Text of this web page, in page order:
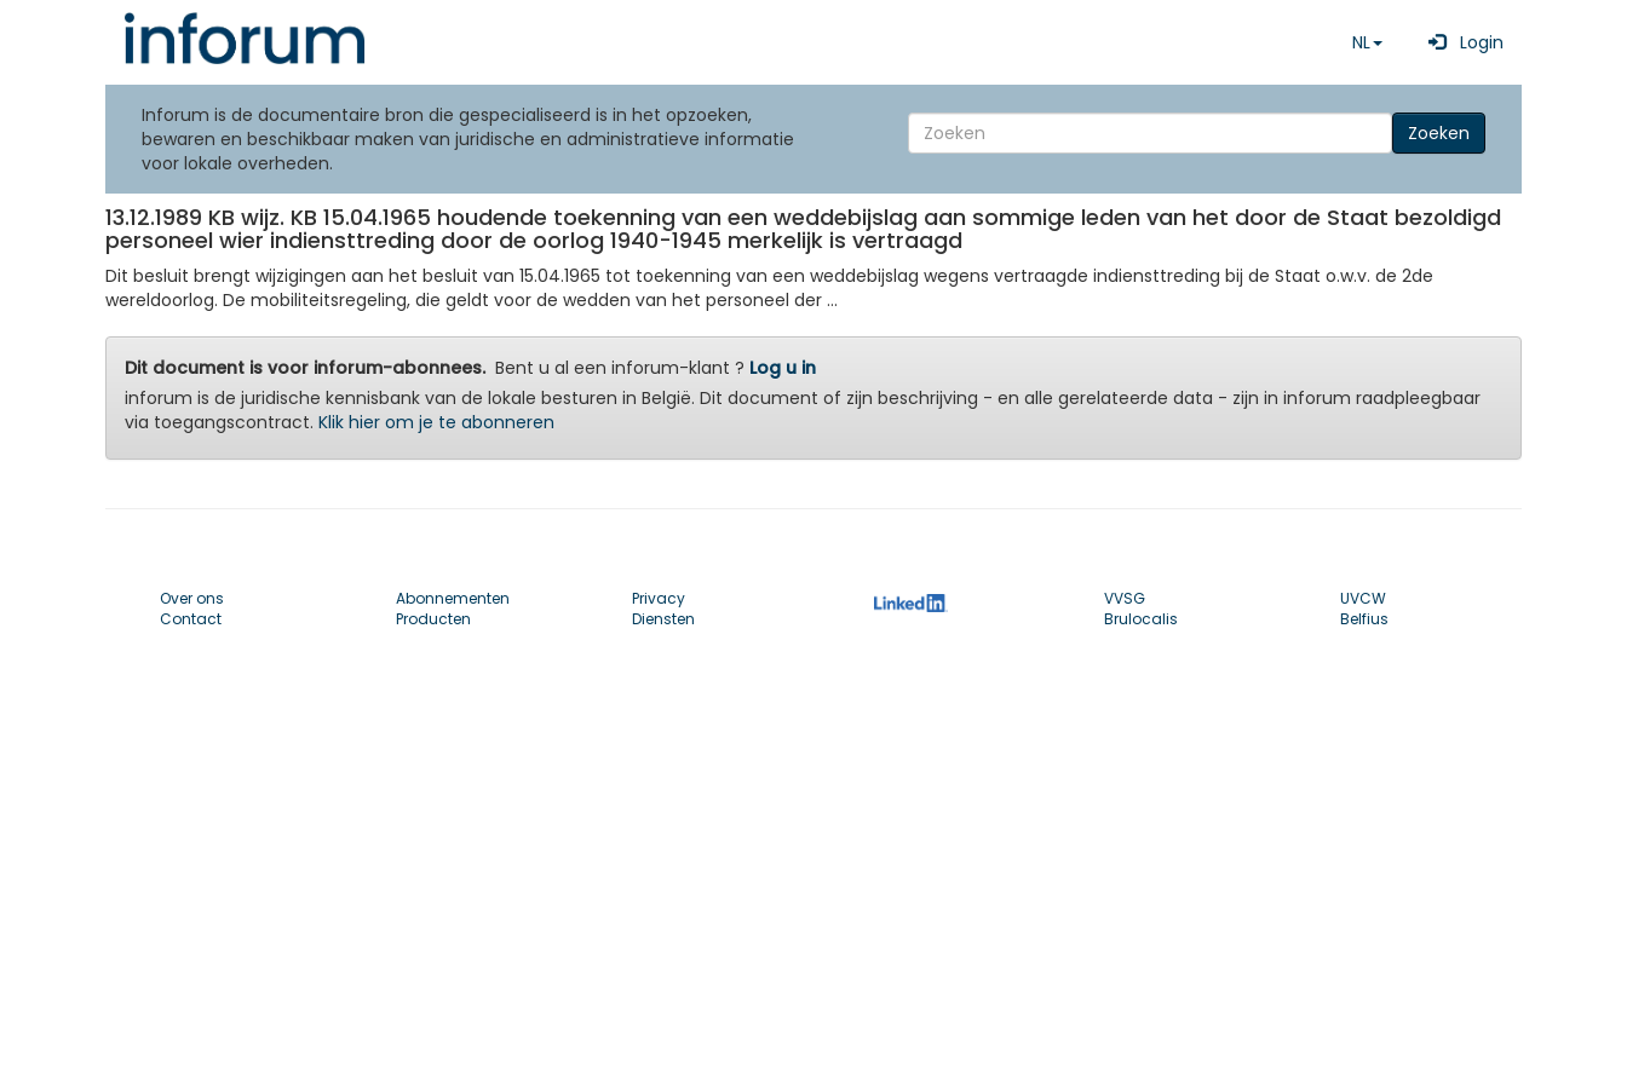
NL Login
Inforum is de documentaire bron die gespecialiseerd is in het opzoeken,
bewaren en beschikbaar maken van juridische en administratieve informatie
voor lokale overheden.
Zoeken
13.12.1989 KB wijz. KB 15.04.1965 houdende toekenning van een weddebijslag aan sommige leden van het door de Staat bezoldigd
personeel wier indiensttreding door de oorlog 1940-1945 merkelijk is vertraagd
Dit besluit brengt wijzigingen aan het besluit van 15.04.1965 tot toekenning van een weddebijslag wegens vertraagde indiensttreding bij de Staat o.w.v. de 2de
wereldoorlog. De mobiliteitsregeling, die geldt voor de wedden van het personeel der ...
Dit document is voor inforum-abonnees.Bent u al een inforum-klant ? Log u in
inforum is de juridische kennisbank van de lokale besturen in België. Dit document of zijn beschrijving - en alle gerelateerde data - zijn in inforum raadpleegbaar
via toegangscontract. Klik hier om je te abonneren
Over ons
Contact
Abonnementen
Producten
Privacy
Diensten
VVSG
Brulocalis
UVCW
Belfius